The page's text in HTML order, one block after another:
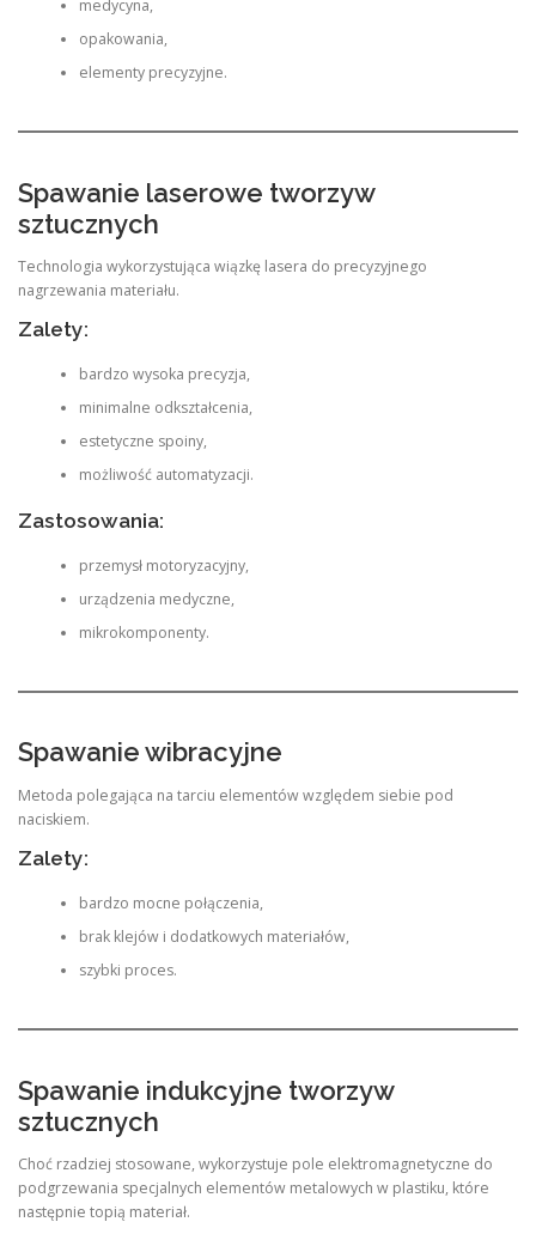
medycyna,
opakowania,
elementy precyzyjne.
Spawanie laserowe tworzyw
sztucznych
Technologia wykorzystująca wiązkę lasera do precyzyjnego
nagrzewania materiału.
Zalety:
bardzo wysoka precyzja,
minimalne odkształcenia,
estetyczne spoiny,
możliwość automatyzacji.
Zastosowania:
przemysł motoryzacyjny,
urządzenia medyczne,
mikrokomponenty.
Spawanie wibracyjne
Metoda polegająca na tarciu elementów względem siebie pod
naciskiem.
Zalety:
bardzo mocne połączenia,
brak klejów i dodatkowych materiałów,
szybki proces.
Spawanie indukcyjne tworzyw
sztucznych
Choć rzadziej stosowane, wykorzystuje pole elektromagnetyczne do
podgrzewania specjalnych elementów metalowych w plastiku, które
następnie topią materiał.